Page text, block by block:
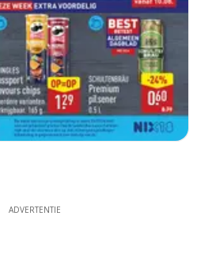
ADVERTENTIE